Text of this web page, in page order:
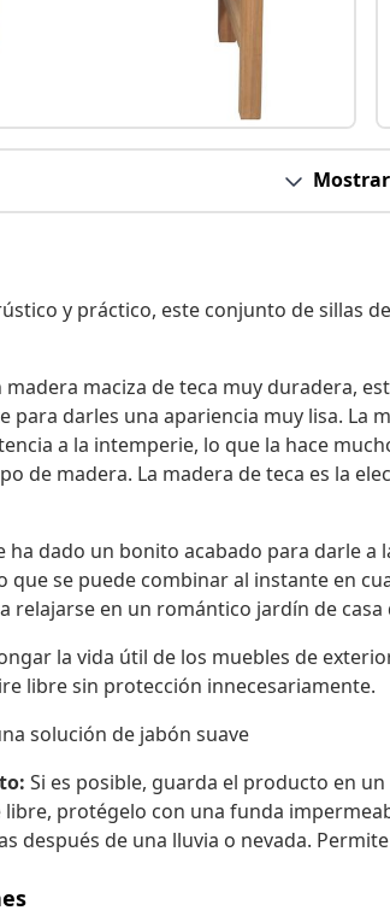
y práctico, este conjunto de sillas
maciza de teca muy duradera,
para darles una apariencia muy lisa. La
a la intemperie, lo que la hace
de madera. La madera de teca es la
ha dado un bonito acabado para darle a
que se puede combinar al instante en
relajarse en un romántico jardín de
la vida útil de los muebles de
libre sin protección innecesariamente.
solución de jabón suave
Si es posible, guarda el producto en
protégelo con una funda
después de una lluvia o nevada.